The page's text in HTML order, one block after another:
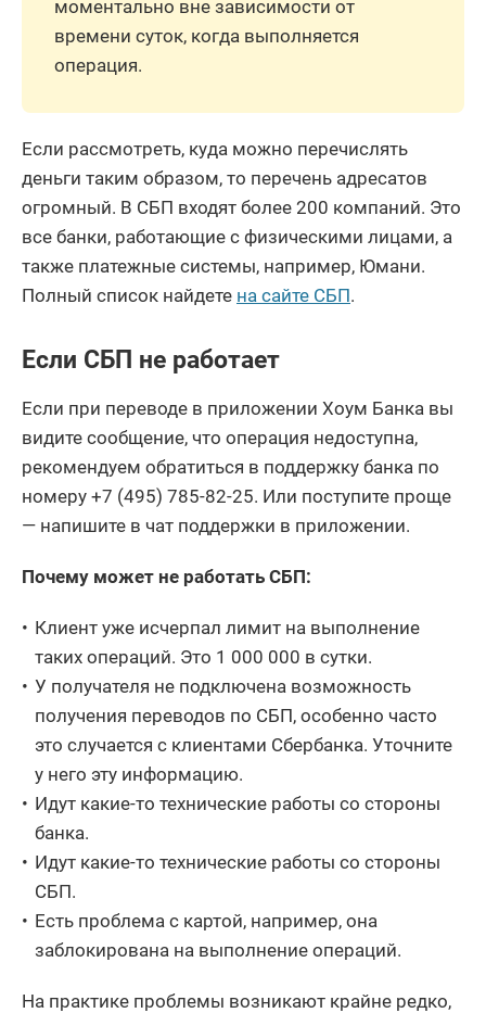
моментально вне зависимости от
времени суток, когда выполняется
операция.
Если рассмотреть, куда можно перечислять
деньги таким образом, то перечень адресатов
огромный. В СБП входят более 200 компаний. Это
все банки, работающие с физическими лицами, а
также платежные системы, например, Юмани.
Полный список найдете на сайте СБП.
Если СБП не работает
Если при переводе в приложении Хоум Банка вы
видите сообщение, что операция недоступна,
рекомендуем обратиться в поддержку банка по
номеру +7 (495) 785-82-25. Или поступите проще
— напишите в чат поддержки в приложении.
Почему может не работать СБП:
Клиент уже исчерпал лимит на выполнение
таких операций. Это 1 000 000 в сутки.
У получателя не подключена возможность
получения переводов по СБП, особенно часто
это случается с клиентами Сбербанка. Уточните
у него эту информацию.
Идут какие-то технические работы со стороны
банка.
Идут какие-то технические работы со стороны
СБП.
Есть проблема с картой, например, она
заблокирована на выполнение операций.
На практике проблемы возникают крайне редко,